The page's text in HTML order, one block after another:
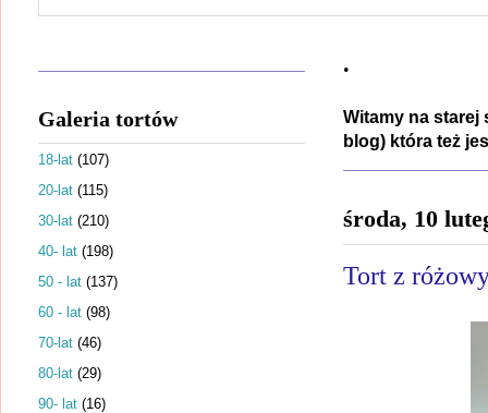
.
Witamy na starej
blog) która też
środa, 10
Tort z
Galeria tortów
18-lat (107)
20-lat (115)
30-lat (210)
40- lat (198)
50 - lat (137)
60 - lat (98)
70-lat (46)
80-lat (29)
90- lat (16)